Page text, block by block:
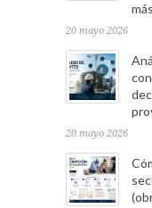
20 mayo 2026
20 mayo 2026